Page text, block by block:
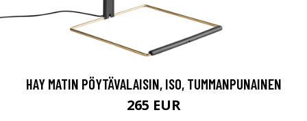
HAY MATIN PÖYTÄVALAISIN, ISO, TUMMANPUNAINEN
265 EUR